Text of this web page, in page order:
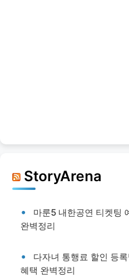
StoryArena
마룬5 내한공연 티켓팅
완벽정리
다자녀 통행료 할인 등
혜택 완벽정리